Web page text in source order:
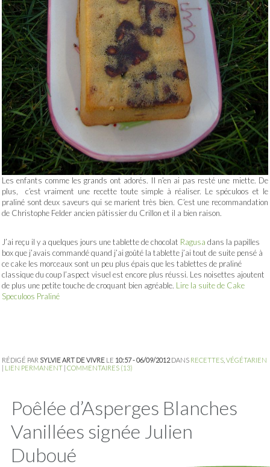
Les enfants comme les grands ont adorés. Il n’en ai pas resté une miette. De
plus, c’est vraiment une recette toute simple à réaliser. Le spéculoos et le
praliné sont deux saveurs qui se marient très bien. C’est une recommandation
de Christophe Felder ancien pâtissier du Crillon et il a bien raison.
J’ai reçu il y a quelques jours une tablette de chocolat Ragusa dans la papilles
box que j’avais commandé quand j’ai goûté la tablette j’ai tout de suite pensé à
ce cake les morceaux sont un peu plus épais que les tablettes de praliné
classique du coup l’aspect visuel est encore plus réussi. Les noisettes ajoutent
de plus une petite touche de croquant bien agréable. Lire la suite de Cake
Speculoos Praliné
RÉDIGÉ PAR SYLVIE ART DE VIVRE LE 10:57 - 06/09/2012DANS RECETTES VÉGÉTARIEN
| LIEN PERMANENT | COMMENTAIRES (13)
Poêlée d’Asperges Blanches
Vanillées signée Julien
Duboué